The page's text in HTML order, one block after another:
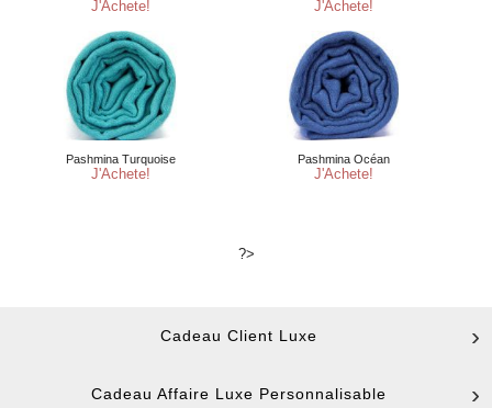
?>
Cadeau Client Luxe
Cadeau Affaire Luxe Personnalisable